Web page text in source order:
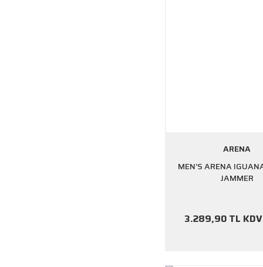
ARENA
MEN'S ARENA
JAMMER
3.289,90 TL